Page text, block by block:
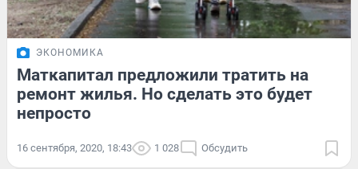
ЭКОНОМИКА
Маткапитал предложили тратить на
ремонт жилья. Но сделать это будет
непросто
16 сентября, 2020, 18:43 1 028 Обсудить